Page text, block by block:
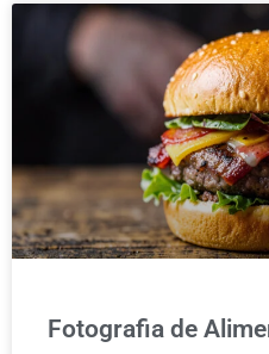
Fotografia de